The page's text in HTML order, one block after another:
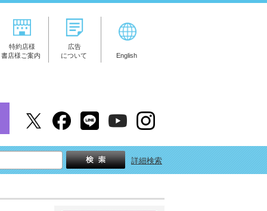
特約店様
書店様ご案内
広告
について
English
詳細検索